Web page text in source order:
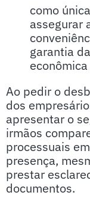
como
assegurar
garantia
Ao pedir o
dos
apresentar o
irmãos
processuais
presença,
prestar
documentos.